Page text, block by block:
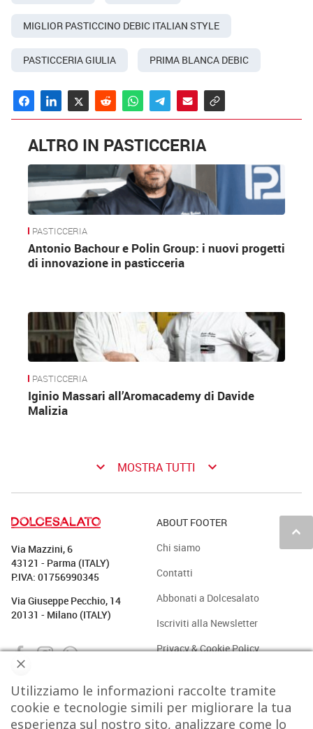
MIGLIOR PASTICCINO DEBIC ITALIAN STYLE
PASTICCERIA GIULIA PRIMA BLANCA DEBIC
ALTRO IN PASTICCERIA
PASTICCERIA
Antonio Bachour e Polin Group: i nuovi progetti
di innovazione in pasticceria
PASTICCERIA
Iginio Massari all’Aromacademy di Davide
Malizia
keyboard_arrow_down MOSTRA TUTTI keyboard_arrow_down
keyboard_arrow_up
Via Mazzini, 6
43121 - Parma (ITALY)
P.IVA: 01756990345
Via Giuseppe Pecchio, 14
20131 - Milano (ITALY)
ABOUT FOOTER
Chi siamo
Contatti
Abbonati a Dolcesalato
Iscriviti alla Newsletter
Privacy & Cookie Policy
PASTICCERIA BAKERY GELATO CAFFÈ & CO.
Utilizziamo le informazioni raccolte tramite
cookie e tecnologie simili per migliorare la tua
esperienza sul nostro sito, analizzare come lo